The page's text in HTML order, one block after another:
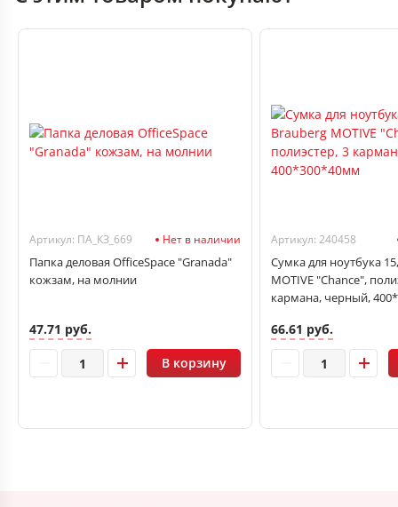
Артикул: ПА_КЗ_669 Нет в наличии
Папка деловая OfficeSpace "Granada"
кожзам, на молнии
47.71 руб.
В корзину
Артикул: 240458
Сумка для ноутбука
MOTIVE "Chance",
кармана, черный,
66.61 руб.